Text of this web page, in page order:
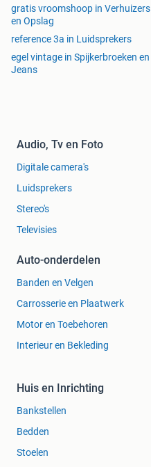
gratis vroomshoop in Verhuizers
en Opslag
reference 3a in Luidsprekers
egel vintage in Spijkerbroeken en
Jeans
Audio, Tv en Foto
Digitale camera's
Luidsprekers
Stereo's
Televisies
Auto-onderdelen
Banden en Velgen
Carrosserie en Plaatwerk
Motor en Toebehoren
Interieur en Bekleding
Huis en Inrichting
Bankstellen
Bedden
Stoelen